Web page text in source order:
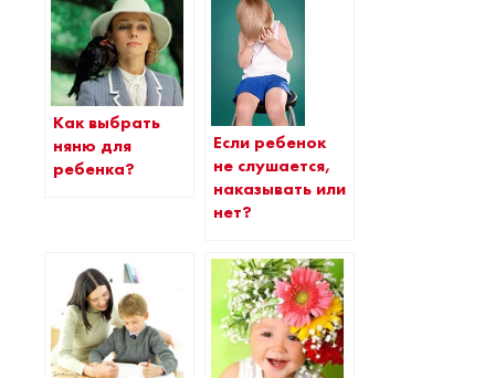
Как выбрать
няню для
ребенка?
Если ребенок
не слушается,
наказывать или
нет?